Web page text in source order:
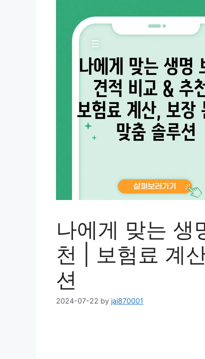
나에게 맞는 생
천 | 보험료 계
션
2024-07-22 by jai870001